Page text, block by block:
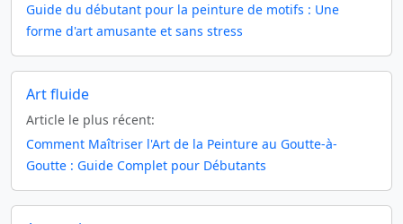
Guide du débutant pour la peinture de motifs : Une
forme d'art amusante et sans stress
Art fluide
Article le plus récent:
Comment Maîtriser l'Art de la Peinture au Goutte-à-
Goutte : Guide Complet pour Débutants